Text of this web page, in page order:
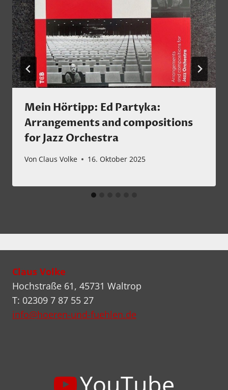
Mein Hörtipp: Ed Partyka:
Arrangements and compositions
for Jazz Orchestra
Von Claus Volke 16. Oktober 2025
Claus Volke
Hochstraße 61, 45731 Waltrop
T: 02309 7 87 55 27
info@hoeren-und-fuehlen.de